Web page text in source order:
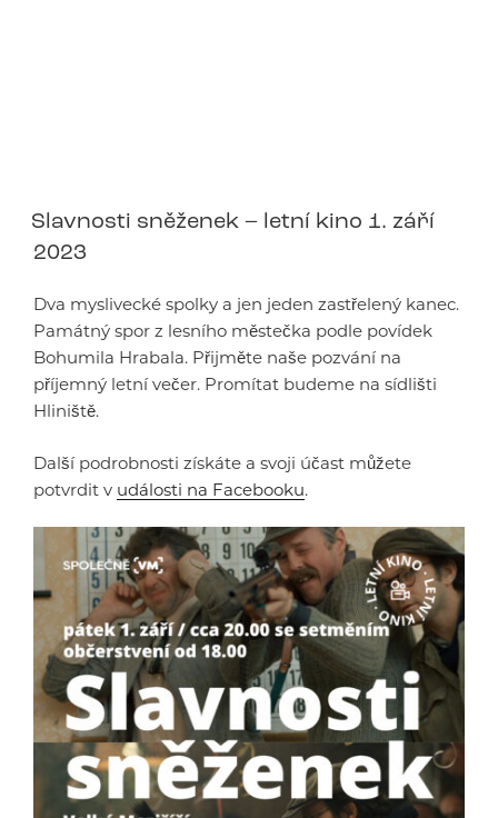
Slavnosti sněženek – letní kino 1. září
2023
Dva myslivecké spolky a jen jeden zastřelený kanec.
Památný spor z lesního městečka podle povídek
Bohumila Hrabala. Přijměte naše pozvání na
příjemný letní večer. Promítat budeme na sídlišti
Hliniště.
Další podrobnosti získáte a svoji účast můžete
potvrdit v události na Facebooku.